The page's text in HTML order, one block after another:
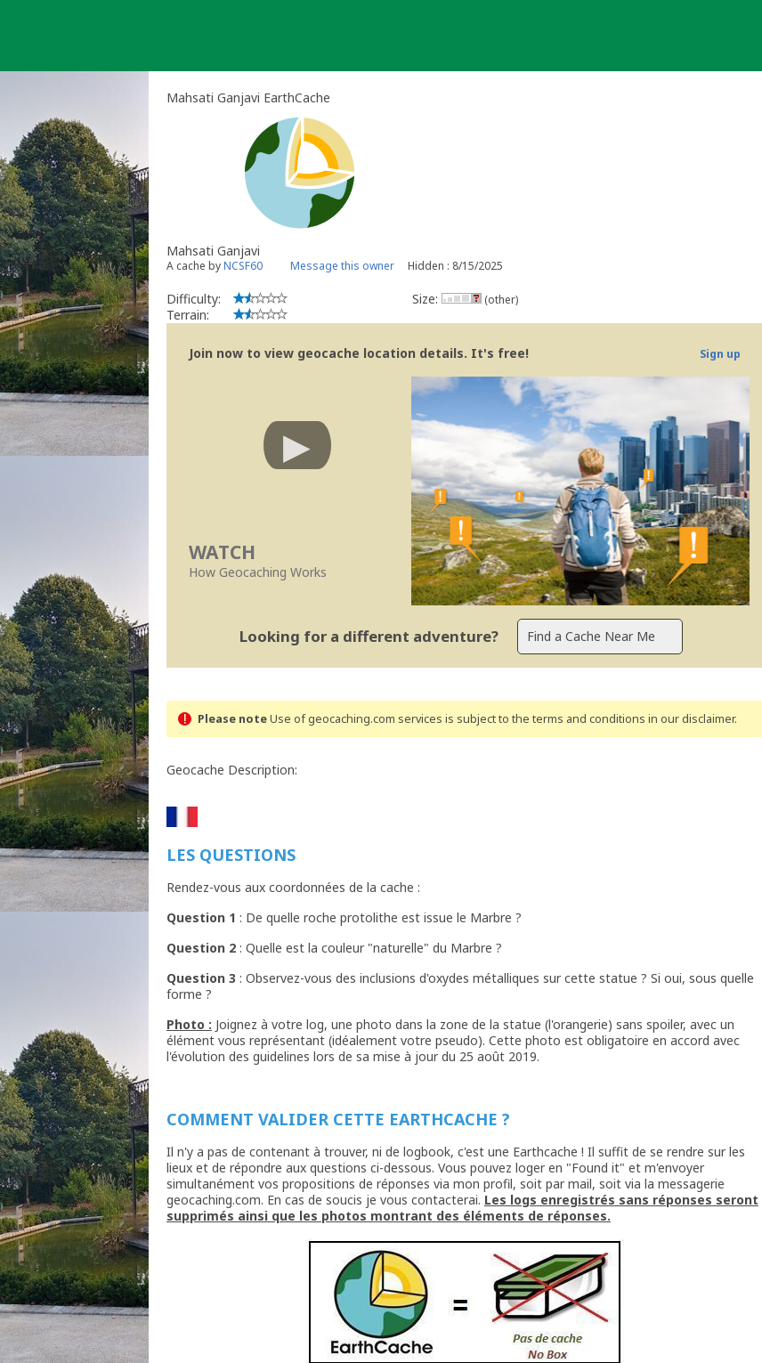
Mahsati Ganjavi EarthCache
Mahsati Ganjavi
A cache byNCSF60 Message this owner Hidden : 8/15/2025
Difficulty:
Terrain:
Size: (other)
Join now to view geocache location details. It's free! Sign up
WATCH
How Geocaching Works
Looking for a different adventure?
Please noteUse of geocaching.com services is subject to the terms and conditions in our disclaimer.
Geocache Description:
LES QUESTIONS
Rendez-vous aux coordonnées de la cache :
Question 1 : De quelle roche protolithe est issue le Marbre ?
Question 2 : Quelle est la couleur "naturelle" du Marbre ?
Question 3 : Observez-vous des inclusions d'oxydes métalliques sur cette statue ? Si oui, sous quelle
forme ?
Photo : Joignez à votre log, une photo dans la zone de la statue (l'orangerie) sans spoiler, avec un
élément vous représentant (idéalement votre pseudo). Cette photo est obligatoire en accord avec
l'évolution des guidelines lors de sa mise à jour du 25 août 2019.
COMMENT VALIDER CETTE EARTHCACHE ?
Il n'y a pas de contenant à trouver, ni de logbook, c'est une Earthcache ! Il suffit de se rendre sur les
lieux et de répondre aux questions ci-dessous. Vous pouvez loger en "Found it" et m'envoyer
simultanément vos propositions de réponses via mon profil, soit par mail, soit via la messagerie
geocaching.com. En cas de soucis je vous contacterai. Les logs enregistrés sans réponses seront
supprimés ainsi que les photos montrant des éléments de réponses.